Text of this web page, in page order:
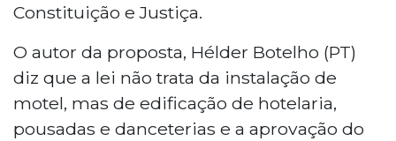
Constituição e Justiça.
O autor da proposta, Hélder Botelho (PT)
diz que a lei não trata da instalação de
motel, mas de edificação de hotelaria,
pousadas e danceterias e a aprovação do